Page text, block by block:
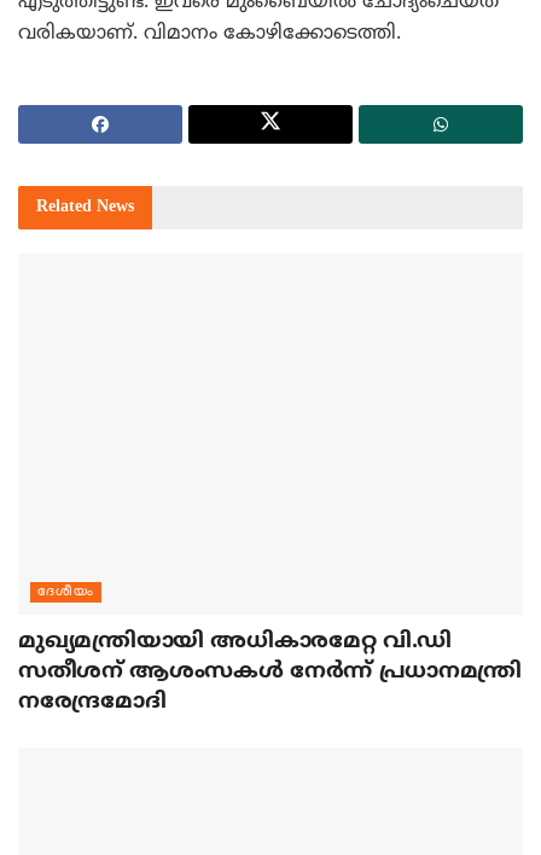
വരികയാണ്. വിമാനം കോഴിക്കോടെത്തി.
Related News
ദേശീയം
മുഖ്യമന്ത്രിയായി അധികാരമേറ്റ വി.ഡി
സതീശന് ആശംസകള്‍ നേര്‍ന്ന് പ്രധാനമന്ത്രി
നരേന്ദ്രമോദി